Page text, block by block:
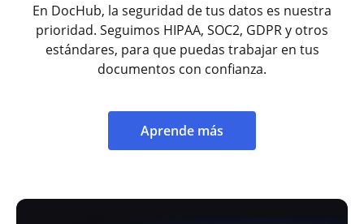
En DocHub, la seguridad de tus datos es nuestra
prioridad. Seguimos HIPAA, SOC2, GDPR y otros
estándares, para que puedas trabajar en tus
documentos con confianza.
Aprende más